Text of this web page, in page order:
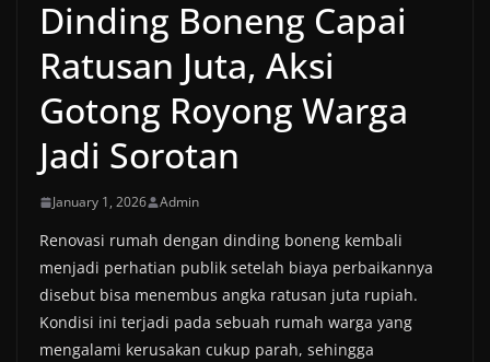
Dinding Boneng Capai
Ratusan Juta, Aksi
Gotong Royong Warga
Jadi Sorotan
January 1, 2026 Admin
Renovasi rumah dengan dinding boneng kembali
menjadi perhatian publik setelah biaya perbaikannya
disebut bisa menembus angka ratusan juta rupiah.
Kondisi ini terjadi pada sebuah rumah warga yang
mengalami kerusakan cukup parah, sehingga